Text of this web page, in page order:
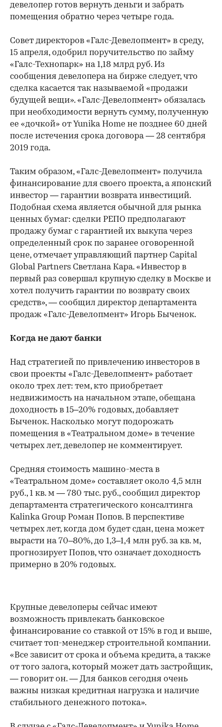
девелопер готов вернуть деньги и забрать
помещения обратно через четыре года.
Совет директоров «Галс-Девелопмент» в среду,
15 апреля, одобрил поручительство по займу
«Галс-Технопарк» на 1,18 млрд руб. Из
сообщения девелопера на бирже следует, что
сделка касается так называемой «продажи
будущей вещи». «Галс-Девелопмент» обязалась
при необходимости вернуть сумму, полученную
ее «дочкой» от Yunika Home не позднее 60 дней
после истечения срока договора — 28 сентября
2019 года.
Таким образом, «Галс-Девелопмент» получила
финансирование для своего проекта, а японский
инвестор — гарантии возвр​ата инвестиций.
Подобная схема является обычной для рынка
ценных бумаг: сделки РЕПО предполагают
продажу бумаг с гарантией их выкупа через
определенный срок по заранее оговоренной
цене, отмечает управляющий партнер Capital
Global Partners Светлана Кара. «Инвестор в
первый раз совершал крупную сделку в Москве и
хотел получить гарантии по возврату своих
средств», — сообщил директор департамента
продаж «Галс-Девелопмент» Игорь Быченок.
Когда не дают банки
Над стратегией по привлечению инвесторов в
свои проекты «Галс-Девелопмент» работает
около трех лет: тем, кто приобретает
недвижимость на начальном этапе, обещана
доходность в 15–20% годовых, добавляет
Быченок. Насколько могут подорожать
помещения в «Театральном доме» в течение
четырех лет, девелопер не комментирует.
Средняя стоимость машино-места в
«Театральном доме» составляет около 4,5 млн
руб., 1 кв. м — 780 тыс. руб., сообщил директор
департамента стратегического консалтинга
Kalinka Group Роман Попов. В перспективе
четырех лет, когда дом будет сдан, цена может
вырасти на 70–80%, до 1,3–1,4 млн руб. за кв. м,
прогнозирует Попов, что означает доходность
примерно в 20% годовых.
Крупные девелоперы сейчас имеют
возможность привлекать банковское
финансирование со ставкой от 15% в год и выше,
считает топ-менеджер строительной компании.
«Все зависит от срока и объема кредита, а также
от того залога, который может дать застройщик,
— говорит он. — Для банков сегодня очень
важны низкая кредитная нагрузка и наличие
стабильного денежного потока».